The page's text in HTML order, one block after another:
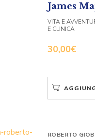
James
30,00€
VITA E
E CLINICA
ROBERTO